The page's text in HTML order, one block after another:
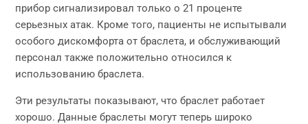
прибор сигнализировал только о 21 проценте
серьезных атак. Кроме того, пациенты не испытывали
особого дискомфорта от браслета, и обслуживающий
персонал также положительно относился к
использованию браслета.
Эти результаты показывают, что браслет работает
хорошо. Данные браслеты могут теперь широко